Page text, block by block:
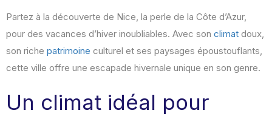
Partez à la découverte de Nice, la perle de la Côte d’Azur,
pour des vacances d’hiver inoubliables. Avec son climat doux,
son riche patrimoine culturel et ses paysages époustouflants,
cette ville offre une escapade hivernale unique en son genre.
Un climat idéal pour